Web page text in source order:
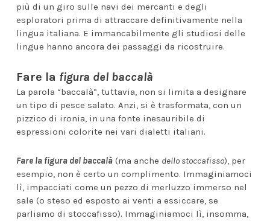
più di un giro sulle navi dei mercanti e degli
esploratori prima di attraccare definitivamente nella
lingua italiana. E immancabilmente gli studiosi delle
lingue hanno ancora dei passaggi da ricostruire.
Fare la figura del baccalà
La parola “baccalà”, tuttavia, non si limita a designare
un tipo di pesce salato. Anzi, si è trasformata, con un
pizzico di ironia, in una fonte inesauribile di
espressioni colorite nei vari dialetti italiani.
Fare la figura del baccalà (ma anche dello stoccafisso), per
esempio, non è certo un complimento. Immaginiamoci
lì, impacciati come un pezzo di merluzzo immerso nel
sale (o steso ed esposto ai venti a essiccare, se
parliamo di stoccafisso). Immaginiamoci lì, insomma,